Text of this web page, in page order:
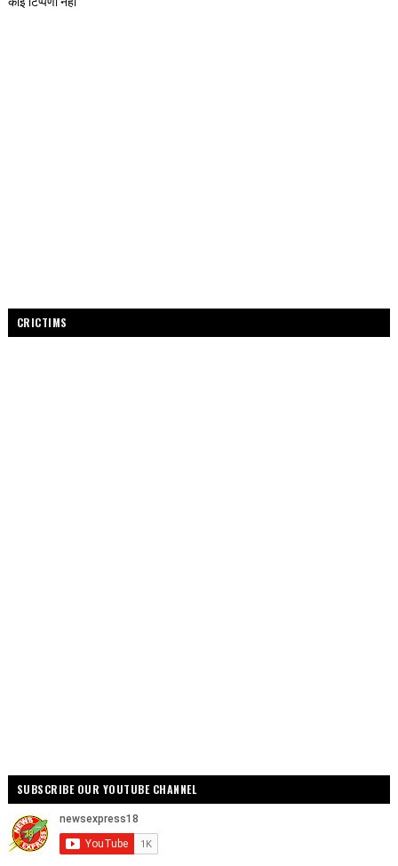
CRICTIMS
SUBSCRIBE OUR YOUTUBE CHANNEL